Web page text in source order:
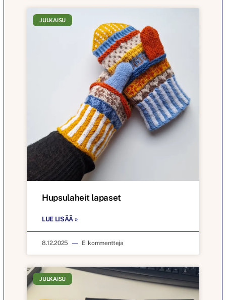
JULKAISU
Hupsulaheit lapaset
LUE LISÄÄ »
8.12.2025 Ei kommentteja
JULKAISU